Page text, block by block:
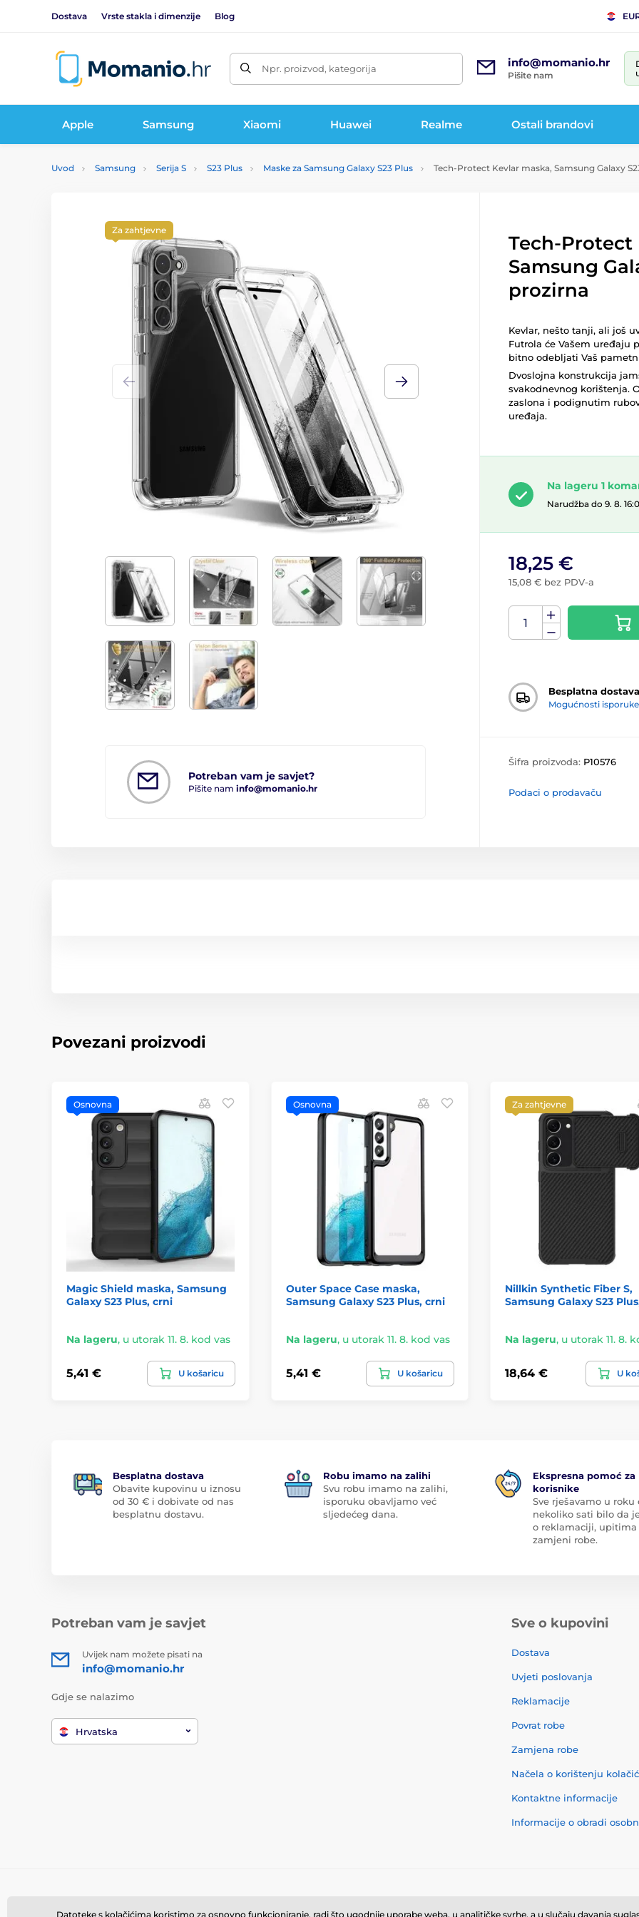
Dostava Vrste stakla i dimenzije Blog
Npr. proizvod, kategorija info@momanio.hr
Pišite nam
Apple Samsung Xiaomi Huawei Realme Ostali brandovi
Uvod Samsung Serija S S23 Plus Maske za Samsung Galaxy S23 Plus Tech-Protect Kevlar maska, Samsung Galaxy
Potreban vam je savjet?
Pišite nam info@momanio.hr
Za zahtjevne
Tech-Protect
Samsung
prozirna
Kevlar, nešto tanji, ali još
Futrola će Vašem uređaju
bitno odebljati Vaš
Dvoslojna konstrukcija
svakodnevnog korištenja.
zaslona i podignutim
uređaja.
Na lageru 1
Narudžba do 9. 8.
18,25 €
15,08 € bez PDV-a
Besplatna dostava
Mogućnosti isporuke
Šifra proizvoda: P10576
Podaci o prodavaču
Povezani proizvodi
Osnovna
Magic Shield maska, Samsung
Galaxy S23 Plus, crni
Na lageru, u utorak 11. 8. kod vas
5,41 € U košaricu
Osnovna
Outer Space Case maska,
Samsung Galaxy S23 Plus, crni
Na lageru, u utorak 11. 8. kod vas
5,41 € U košaricu
Za zahtjevne
Nillkin Synthetic Fiber S,
Samsung Galaxy S23
Na lageru, u utorak 11. 8.
18,64 € U
Besplatna dostava
Obavite kupovinu u iznosu
od 30 € i dobivate od nas
besplatnu dostavu.
Robu imamo na zalihi
Svu robu imamo na zalihi,
isporuku obavljamo već
sljedećeg dana.
Ekspresna pomoć za
korisnike
Sve rješavamo u roku
nekoliko sati bilo da
o reklamaciji, upitima
zamjeni robe.
Potreban vam je savjet
Uvijek nam možete pisati na
info@momanio.hr
Gdje se nalazimo
Hrvatska
Sve o kupovini
Dostava
Uvjeti poslovanja
Reklamacije
Povrat robe
Zamjena robe
Načela o korištenju
Kontaktne informacije
Informacije o obradi
Datoteke s kolačićima koristimo za osnovno funkcioniranje, radi što ugodnije uporabe weba, u analitičke svrhe, a u slučaju davanja